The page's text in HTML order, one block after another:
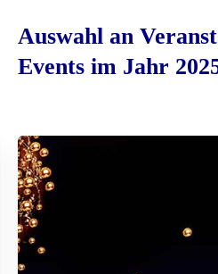
Auswahl an
Events im Jahr